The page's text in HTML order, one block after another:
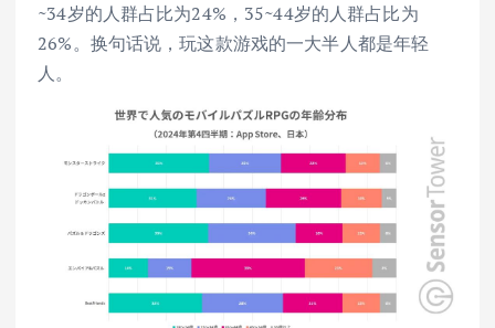
~34岁的人群占比为24%，35~44岁的人群占比为
26%。换句话说，玩这款游戏的一大半人都是年轻
人。